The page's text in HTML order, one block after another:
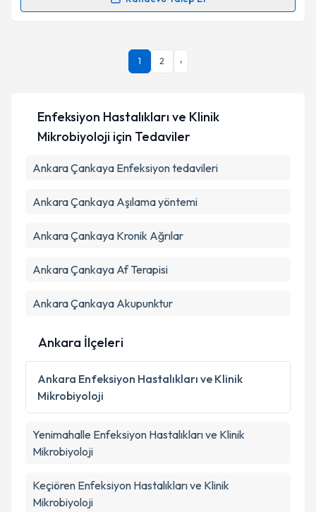
Randevu Takvimi Talebi
Prof. Dr. Özlem Azap için randevu takvimi talebi
oluşturun. Size bu uzmandan randevu almanız için bir
Kişisel verilerimin işlenmesine ilişkin
kapsamda işlenmesini kabul ediyorum.
1 2 ›
Enfeksiyon Hastalıkları ve Klinik
Mikrobiyoloji için Tedaviler
Ankara Çankaya Enfeksiyon tedavileri
Ankara Çankaya Aşılama yöntemi
Ankara Çankaya Kronik Ağrılar
Ankara Çankaya Af Terapisi
Ankara Çankaya Akupunktur
Ankara İlçeleri
Ankara Enfeksiyon Hastalıkları ve Klinik
Mikrobiyoloji
Yenimahalle Enfeksiyon Hastalıkları ve Klinik
Mikrobiyoloji
Keçiören Enfeksiyon Hastalıkları ve Klinik
Mikrobiyoloji